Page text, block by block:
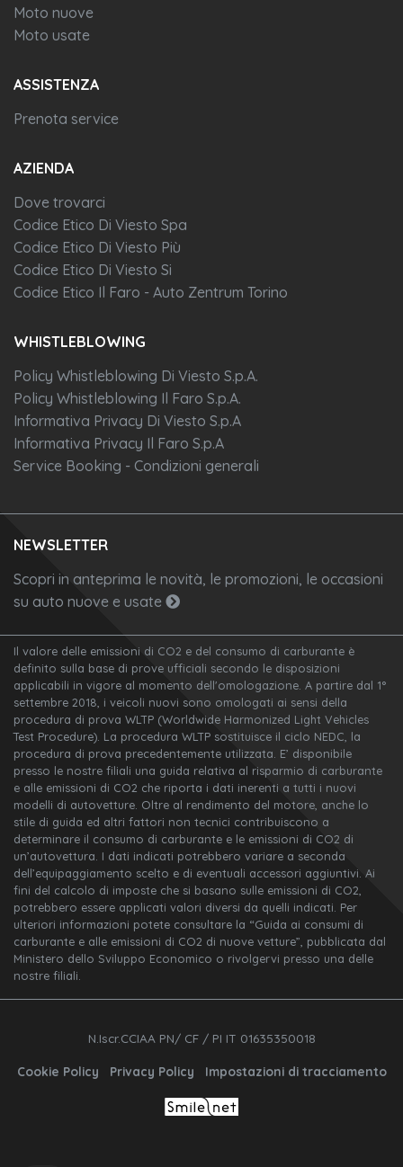
Moto nuove
Moto usate
ASSISTENZA
Prenota service
AZIENDA
Dove trovarci
Codice Etico Di Viesto Spa
Codice Etico Di Viesto Più
Codice Etico Di Viesto Si
Codice Etico Il Faro - Auto Zentrum Torino
WHISTLEBLOWING
Policy Whistleblowing Di Viesto S.p.A.
Policy Whistleblowing Il Faro S.p.A.
Informativa Privacy Di Viesto S.p.A
Informativa Privacy Il Faro S.p.A
Service Booking - Condizioni generali
NEWSLETTER
Scopri in anteprima le novità, le promozioni, le occasioni
su auto nuove e usate
Il valore delle emissioni di CO2 e del consumo di carburante è
definito sulla base di prove ufficiali secondo le disposizioni
applicabili in vigore al momento dell'omologazione. A partire dal 1°
settembre 2018, i veicoli nuovi sono omologati ai sensi della
procedura di prova WLTP (Worldwide Harmonized Light Vehicles
Test Procedure). La procedura WLTP sostituisce il ciclo NEDC, la
procedura di prova precedentemente utilizzata. E’ disponibile
presso le nostre filiali una guida relativa al risparmio di carburante
e alle emissioni di CO2 che riporta i dati inerenti a tutti i nuovi
modelli di autovetture. Oltre al rendimento del motore, anche lo
stile di guida ed altri fattori non tecnici contribuiscono a
determinare il consumo di carburante e le emissioni di CO2 di
un’autovettura. I dati indicati potrebbero variare a seconda
dell’equipaggiamento scelto e di eventuali accessori aggiuntivi. Ai
fini del calcolo di imposte che si basano sulle emissioni di CO2,
potrebbero essere applicati valori diversi da quelli indicati. Per
ulteriori informazioni potete consultare la “Guida ai consumi di
carburante e alle emissioni di CO2 di nuove vetture”, pubblicata dal
Ministero dello Sviluppo Economico o rivolgervi presso una delle
nostre filiali.
N.Iscr.CCIAA PN/ CF / PI IT 01635350018
Cookie Policy Privacy Policy Impostazioni di tracciamento